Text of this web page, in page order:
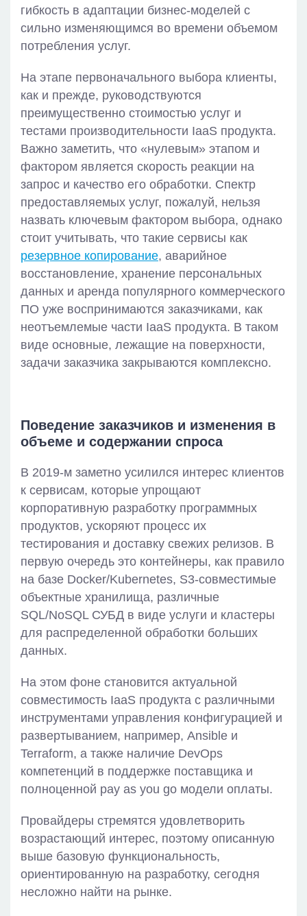
гибкость в адаптации бизнес-моделей с
сильно изменяющимся во времени объемом
потребления услуг.
На этапе первоначального выбора клиенты,
как и прежде, руководствуются
преимущественно стоимостью услуг и
тестами производительности IaaS продукта.
Важно заметить, что «нулевым» этапом и
фактором является скорость реакции на
запрос и качество его обработки. Спектр
предоставляемых услуг, пожалуй, нельзя
назвать ключевым фактором выбора, однако
стоит учитывать, что такие сервисы как
резервное копирование, аварийное
восстановление, хранение персональных
данных и аренда популярного коммерческого
ПО уже воспринимаются заказчиками, как
неотъемлемые части IaaS продукта. В таком
виде основные, лежащие на поверхности,
задачи заказчика закрываются комплексно.
Поведение заказчиков и изменения в
объеме и содержании спроса
В 2019-м заметно усилился интерес клиентов
к сервисам, которые упрощают
корпоративную разработку программных
продуктов, ускоряют процесс их
тестирования и доставку свежих релизов. В
первую очередь это контейнеры, как правило
на базе Docker/Kubernetes, S3-совместимые
объектные хранилища, различные
SQL/NoSQL СУБД в виде услуги и кластеры
для распределенной обработки больших
данных.
На этом фоне становится актуальной
совместимость IaaS продукта с различными
инструментами управления конфигурацией и
развертыванием, например, Ansible и
Terraform, а также наличие DevOps
компетенций в поддержке поставщика и
полноценной pay as you go модели оплаты.
Провайдеры стремятся удовлетворить
возрастающий интерес, поэтому описанную
выше базовую функциональность,
ориентированную на разработку, сегодня
несложно найти на рынке.